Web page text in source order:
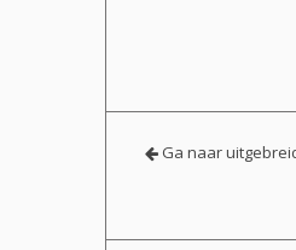
Ga naar